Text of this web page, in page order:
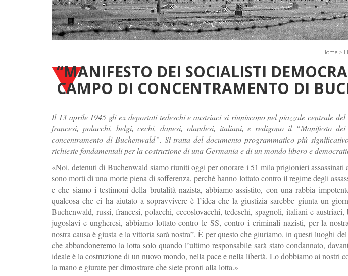
Home > I
“MANIFESTO DEI SOCIALISTI
CAMPO DI CONCENTRAMENTO DI
Il 13 aprile 1945 gli ex deportati tedeschi e austriaci si riuniscono nel piazzale centrale
francesi, polacchi, belgi, cechi, danesi, olandesi, italiani, e redigono il “Manifesto
concentramento di Buchenwald”. Si tratta del documento programmatico più
richieste fondamentali per la costruzione di una Germania e di un mondo libero e
«Noi, detenuti di Buchenwald siamo riuniti oggi per onorare i 51 mila prigionieri
sono morti di una morte piena di sofferenza, perché hanno lottato contro il regime degli
e che siamo i testimoni della brutalità nazista, abbiamo assistito, con una rabbia
qualcosa che ci ha aiutato a sopravvivere è l’idea che la giustizia sarebbe giunta un
Buchenwald, russi, francesi, polacchi, cecoslovacchi, tedeschi, spagnoli, italiani e
jugoslavi e ungheresi, abbiamo lottato contro le SS, contro i criminali nazisti, per la
nostra causa è giusta e la vittoria sarà nostra”. È per questo che giuriamo, in questi luoghi
che abbandoneremo la lotta solo quando l’ultimo responsabile sarà stato condannato,
ideale è la costruzione di un nuovo mondo, nella pace e nella libertà. Lo dobbiamo ai nostri
la mano e giurate per dimostrare che siete pronti alla lotta.»